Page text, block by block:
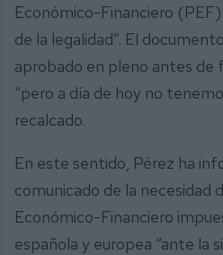
Económico-Financiero
de la legalidad”. El
aprobado en pleno antes de
“pero a día de hoy no
recalcado.
En este sentido, Pérez ha
comunicado de la necesidad
Económico-Financiero
española y europea “ante la